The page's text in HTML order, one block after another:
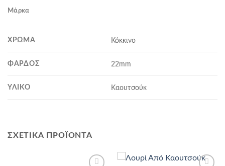
Μάρκα
ΧΡΏΜΑ Κόκκινο
ΦΆΡΔΟΣ 22mm
ΥΛΙΚΌ Καουτσούκ
ΣΧΕΤΙΚΆ ΠΡΟΪΌΝΤΑ